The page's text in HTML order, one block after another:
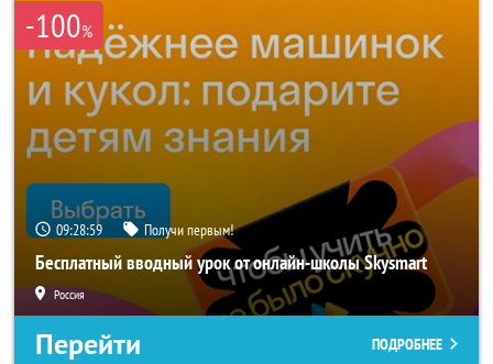
-100%
09:28:58 Получи первым!
Бесплатный вводный урок от онлайн-школы Skysmart
Россия
Перейти ПОДРОБНЕЕ